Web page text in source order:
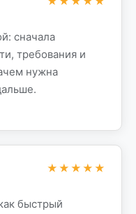
сначала
требования и
нужна
★★★★★
быстрый